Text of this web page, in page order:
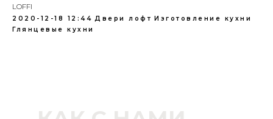
LOFFI
2020-12-18 12:44 Двери лофт Изготовление кухни
Глянцевые кухни